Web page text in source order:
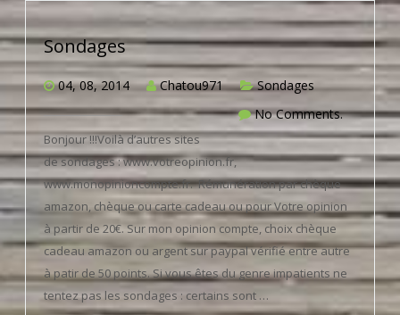
Sondages
04, 08, 2014 Chatou971
Sondages
No Comments.
Bonjour !!!Voilà d’autres sites
de sondages : www.votreopinion.fr,
www.monopinioncompte.fr. Rémunération par chèque
amazon, chèque ou carte cadeau ou pour Votre opinion
à partir de 20€. Sur mon opinion compte, choix chèque
cadeau amazon ou argent sur paypal vérifié entre autre
à patir de 50 points. Si vous êtes du genre impatients ne
tentez pas les sondages : certains sont …